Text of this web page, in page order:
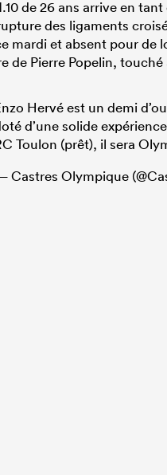
de 26 ans arrive en
des ligaments
mardi et absent pour de
de Pierre Popelin,
Hervé est un demi
d’une solide
Toulon (prêt), il sera
Castres Olympique